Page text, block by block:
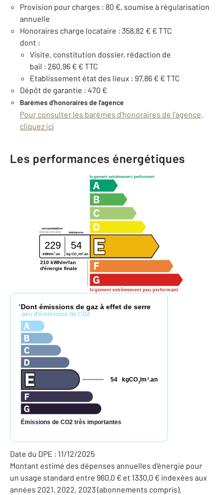
Provision pour charges : 80 €, soumise à régularisation
annuelle
Honoraires charge locataire : 358,82 € € TTC
dont :
Visite, constitution dossier, rédaction de
bail : 260,96 € € TTC
Etablissement état des lieux : 97,86 € € TTC
Dépôt de garantie : 470 €
Barèmes d'honoraires de l'agence
Pour consulter les barèmes d'honoraires de l'agence,
cliquez ici
Les performances énergétiques
logement extrêmement performant
logement extrêmement peu performant
consommation
émissions
(énergie primaire)
229 54
kWh/m2.an kg CO2/m2 .an
210 kWh/m²/an
d'énergie finale
* Dont émissions de gaz à effet de serre
peu d'émissions de CO2
Émissions de CO2 très importantes
kgCO2/m 2.an
54
Date du DPE : 11/12/2025
Montant estimé des dépenses annuelles d'énergie pour
un usage standard entre 960,0 € et 1330,0 € indexées aux
années 2021, 2022, 2023 (abonnements compris).